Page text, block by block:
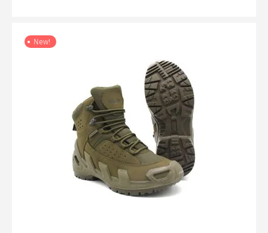
New!